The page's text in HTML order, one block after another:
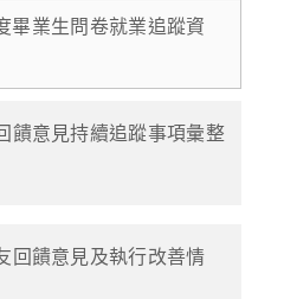
畢業生問卷就業追蹤資
饋意見持續追蹤事項彙整
回饋意見及執行改善情